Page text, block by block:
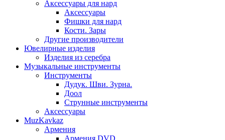
Аксессуары для нард
Аксессуары
Фишки для нард
Кости. Зары
Другие производители
Ювелирные изделия
Изделия из серебра
Музыкальные инструменты
Инструменты
Дудук. Шви. Зурна.
Доол
Струнные инструменты
Аксессуары
MuzKavkaz
Армения
Армения DVD